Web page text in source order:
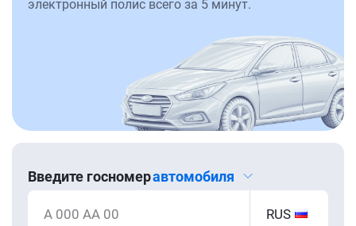
электронный полис всего за 5 минут.
Введите госномеравтомобиля
А 000 АА 00 RUS